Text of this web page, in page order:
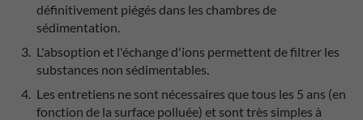
définitivement piégés dans les chambres de
sédimentation.
L'absoption et l'échange d'ions permettent de filtrer les
substances non sédimentables.
Les entretiens ne sont nécessaires que tous les 5 ans (en
fonction de la surface polluée) et sont très simples à